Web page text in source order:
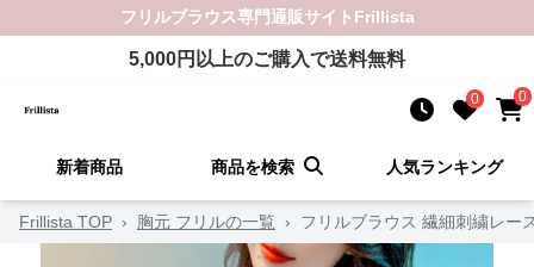
フリルブラウス専門通販サイト Frillista
5,000円以上のご購入で送料無料
0 0
新着商品 商品を検索 人気ランキング
Frillista TOP › 胸元 フリルの一覧 › フリルブラウス 繊細刺繍レー